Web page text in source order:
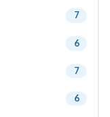
7
6
7
6